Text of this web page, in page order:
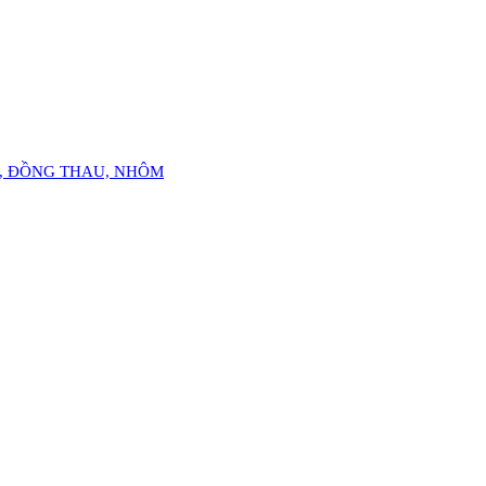
THAU, NHÔM